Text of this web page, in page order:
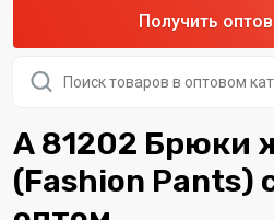
Получить
товаров
А 81202 Брюки
(Fashion Pants)